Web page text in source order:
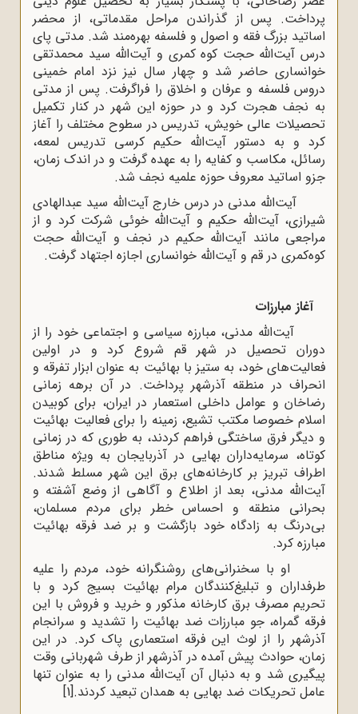
پرداخت. پس از گذراندن مراحل مقدماتی، از محضر
اساتید بزرگ فقه و اصول و فلسفه بهره‌مند شد. مدتی پای
درس آیت‌الله حجت کوه کمری و آیت‌الله سید محمدتقی
خوانساری حاضر شد و چهار سال نیز نزد امام خمینی
دروس فلسفه و عرفان و اخلاق را فراگرفت.پس از مدتی
به نجف هجرت کرد و در حوزه این شهر در کنار تکمیل
تحصیلات عالی خویش، تدریس در سطوح مختلف را آغاز
کرد و به دستور آیت‌الله حکیم کرسی تدریس لمعه،
رسائل، مکاسب و کفایه را به عهده گرفت و در اندک زمان،
جزو اساتید معروف حوزه علمیه نجف شد.
آیت‌الله مدنی در درس خارج آیت‌الله سید عبدالهادی
شیرازی، آیت‌الله حکیم و آیت‌الله خوئی شرکت کرد و از
مراجعی مانند آیت‌الله حکیم در نجف و آیت‌الله حجت
کوه‌کمری در قم و آیت‌الله خوانساری اجازه اجتهاد گرفت.
آغاز مبارزات
آیت‌الله مدنی، مبارزه سیاسی و اجتماعی خود را از
دوران تحصیل در شهر قم شروع کرد و در اولین
فعالیت‌های خود، به ستیز با بهائیت به عنوان ابزار تفرقه و
انحراف در منطقه آذرشهر پرداخت. در آن برهه زمانی
رضاخان و عوامل داخلی استعمار در ایران، برای کوبیدن
اسلام خصوصا مکتب تشیع، زمینه را برای فعالیت بهائیت
و دیگر فرق ساختگی فراهم کردند، به طوری‌ که در زمانی
کوتاه، سرمایه‌داران بهایی در آذربایجان به ویژه مناطق
اطراف تبریز بر کارخانه‌های برق این شهر مسلط شدند.
آیت‌الله مدنی، بعد از اطلاع و آگاهی از وضع آشفته و
بحرانی منطقه و احساس خطر برای مردم مسلمان،
بی‌درنگ به زادگاه خود بازگشت و بر ضد فرقه بهائیت
مبارزه کرد.
او با سخنرانی‌های روشنگرانه خود، مردم را علیه
طرفداران و تبلیغ‌کنندگان مرام بهائیت بسیج کرد و با
تحریم مصرف برق کارخانه مذکور و خرید و فروش با این
فرقه گمراه، جو مبارزات ضد بهائیت را تشدید و سرانجام
آذرشهر را از لوث این فرقه استعماری پاک کرد. در این
زمان، حوادث پیش آمده در آذرشهر از طرف شهربانی وقت
پیگیری شد و به دنبال آن آیت‌الله مدنی را به عنوان تنها
عامل تحریکات ضد بهایی به همدان تبعید کردند.[1]